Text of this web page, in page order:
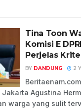
Tina Toon
Komisi E
Perjelas
BY DANDUNG 2
Jakarta Agustina
warga yang sulit